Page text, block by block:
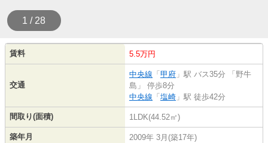
1 / 28
賃料 5.5万円
交通
中央線 「 甲府 」駅 バス35分 「野牛
島」 停歩8分
中央線 「 塩崎 」駅 徒歩42分
間取り(面積) 1LDK(44.52㎡)
築年月 2009年 3月(築17年)